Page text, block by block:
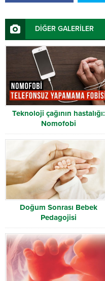
DİĞER GALERİLER
Teknoloji çağının hastalığı:
Nomofobi
Doğum Sonrası Bebek
Pedagojisi